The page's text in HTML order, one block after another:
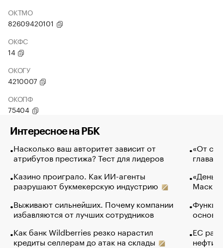
ОКТМО
82609420101
ОКФС
14
ОКОГУ
4210007
ОКОПФ
75404
Интересное на РБК
Насколько ваш авторитет зависит от
атрибутов престижа? Тест для лидеров
Казино проиграло. Как ИИ-агенты
разрушают букмекерскую индустрию
Выживают сильнейших. Почему компании
избавляются от лучших сотрудников
Как банк Wildberries резко нарастил
кредиты селлерам до атак на склады
«От
глава
Маск в
основ
ЕС
нефти